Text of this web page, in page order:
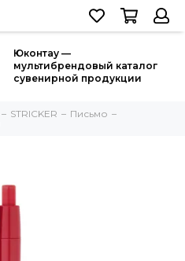
Юконтау —
мультибрендовый каталог
сувенирной продукции
STRICKER
Письмо